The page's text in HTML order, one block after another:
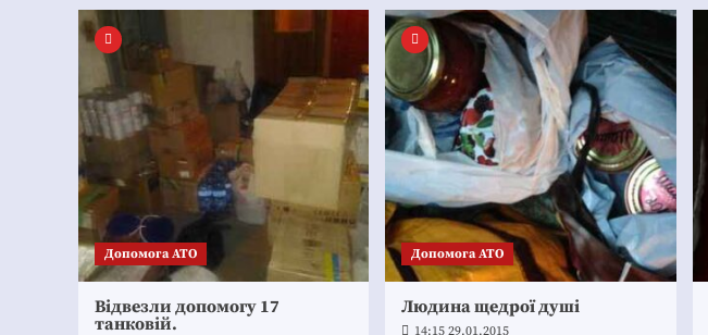
Допомога АТО
Відвезли допомогу 17
танковій.
Допомога АТО
Людина щедрої душі
14:15 29.01.2015